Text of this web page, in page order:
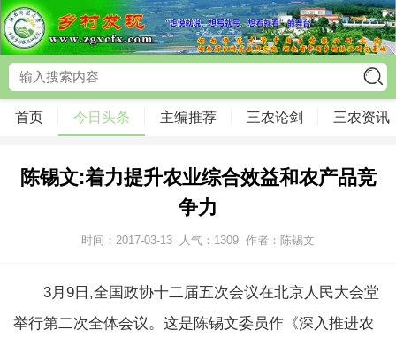
首页 今日头条 主编推荐 三农论剑 三农资讯
陈锡文:着力提升农业综合效益和农产品竞
争力
时间：2017-03-13 人气： 1309 作者：陈锡文
3月9日,全国政协十二届五次会议在北京人民大会堂
举行第二次全体会议。这是陈锡文委员作《深入推进农